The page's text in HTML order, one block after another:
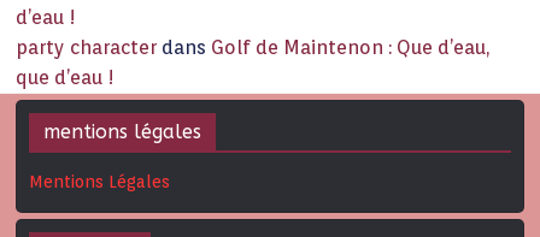
d’eau !
party character dans Golf de Maintenon : Que d’eau,
que d’eau !
mentions légales
Mentions Légales